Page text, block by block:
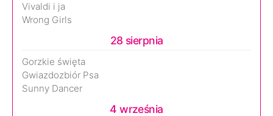
Vivaldi i ja
Wrong Girls
28 sierpnia
Gorzkie święta
Gwiazdozbiór Psa
Sunny Dancer
4 września